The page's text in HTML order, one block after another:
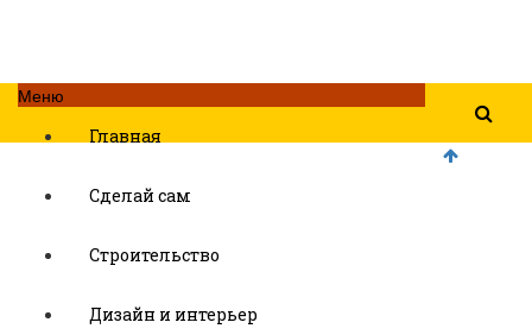
Меню
Главная
Сделай сам
Строительство
Дизайн и интерьер